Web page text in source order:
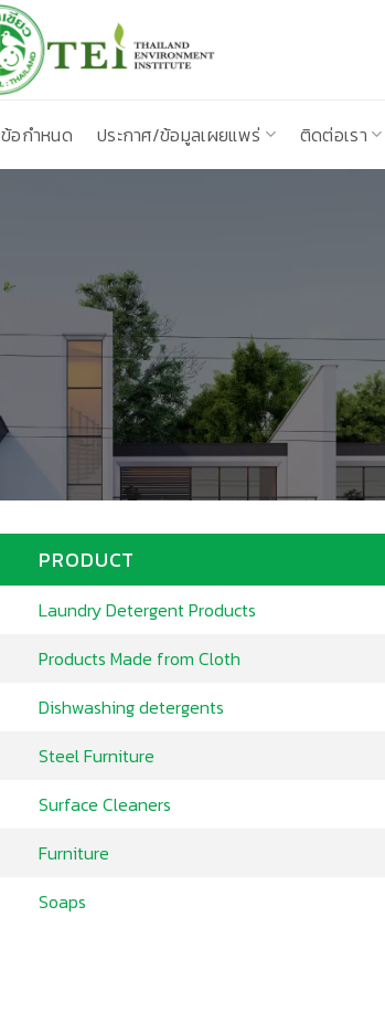
ข้อกำหนด ประกาศ/ข้อมูลเผยแพร่ ติดต่อเรา
PRODUCT
Laundry Detergent Products
Products Made from Cloth
Dishwashing detergents
Steel Furniture
Surface Cleaners
Furniture
Soaps